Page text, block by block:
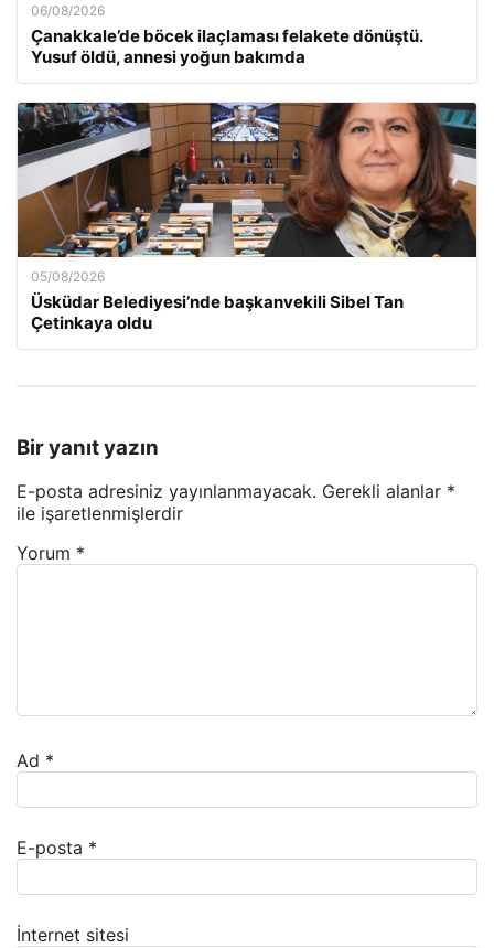
06/08/2026
Çanakkale’de böcek ilaçlaması felakete dönüştü.
Yusuf öldü, annesi yoğun bakımda
05/08/2026
Üsküdar Belediyesi’nde başkanvekili Sibel Tan
Çetinkaya oldu
Bir yanıt yazın
E-posta adresiniz yayınlanmayacak. Gerekli alanlar *
ile işaretlenmişlerdir
Yorum *
Ad *
E-posta *
İnternet sitesi